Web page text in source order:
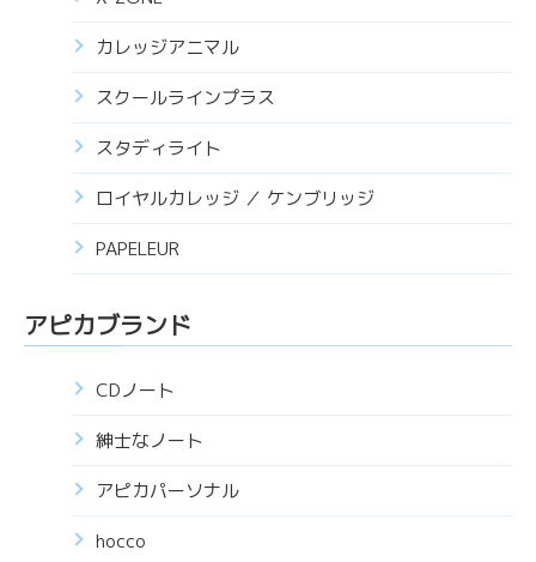
カレッジアニマル
スクールラインプラス
スタディライト
ロイヤルカレッジ ／ ケンブリッジ
PAPELEUR
アピカブランド
CDノート
紳士なノート
アピカパーソナル
hocco